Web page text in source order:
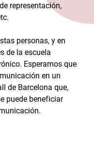
representación,
personas, y en
de la escuela
Esperamos que
en un
de Barcelona que,
puede beneficiar